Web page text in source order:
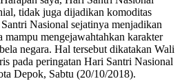
tidak juga dijadikan komoditas
Nasional sejatinya menjadikan
mampu mengejawahtahkan karakter
negara. Hal tersebut dikatakan Wali
pada peringatan Hari Santri Nasional
Depok, Sabtu (20/10/2018).